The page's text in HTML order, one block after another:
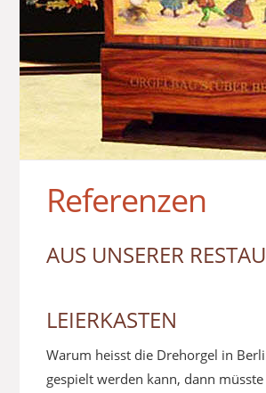
Referenzen
AUS UNSERER
LEIERKASTEN
Warum heisst die Drehorgel in
gespielt werden kann, dann